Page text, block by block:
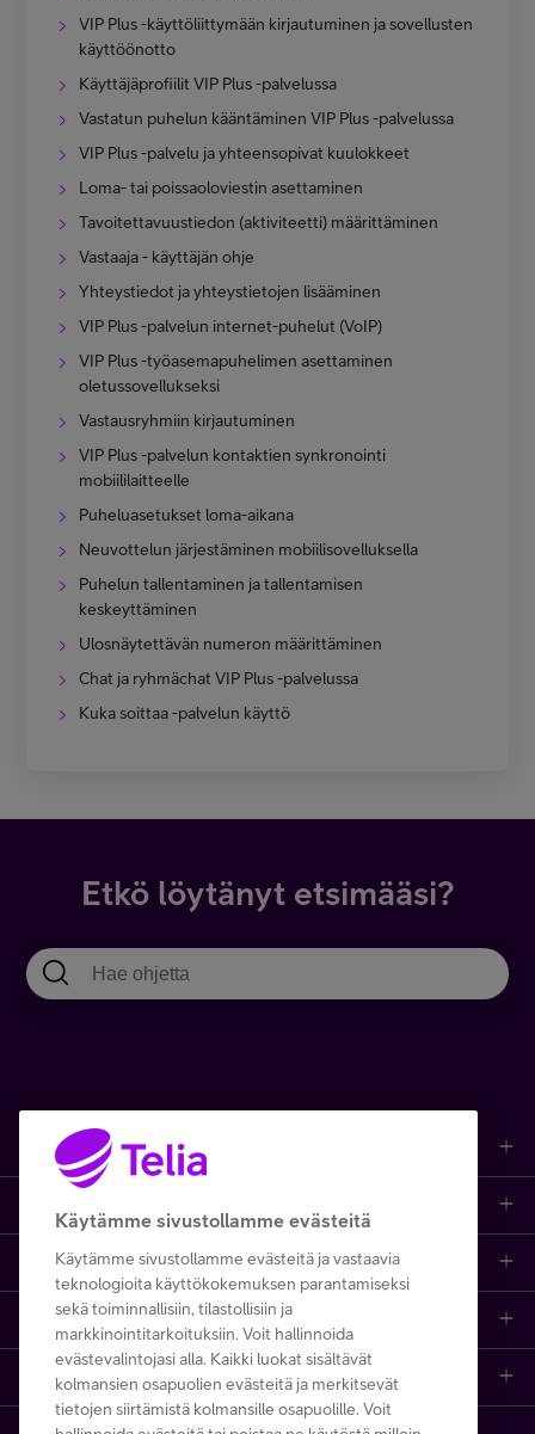
VIP Plus -käyttöliittymään kirjautuminen ja sovellusten
käyttöönotto
Käyttäjäprofiilit VIP Plus -palvelussa
Vastatun puhelun kääntäminen VIP Plus -palvelussa
VIP Plus -palvelu ja yhteensopivat kuulokkeet
Loma- tai poissaoloviestin asettaminen
Tavoitettavuustiedon (aktiviteetti) määrittäminen
Vastaaja - käyttäjän ohje
Yhteystiedot ja yhteystietojen lisääminen
VIP Plus -palvelun internet-puhelut (VoIP)
VIP Plus -työasemapuhelimen asettaminen
oletussovellukseksi
Vastausryhmiin kirjautuminen
VIP Plus -palvelun kontaktien synkronointi
mobiililaitteelle
Puheluasetukset loma-aikana
Neuvottelun järjestäminen mobiilisovelluksella
Puhelun tallentaminen ja tallentamisen
keskeyttäminen
Ulosnäytettävän numeron määrittäminen
Chat ja ryhmächat VIP Plus -palvelussa
Kuka soittaa -palvelun käyttö
Etkö löytänyt etsimääsi?
Tuotteet
IT-palvelut
Yrittäjän palvelut
Julkishallinnolle
Etusivu
Yhteystiedot
Paikalliset yritysmyyjät
Opi ja inspiroidu
Kaikki sisällöt
Artikkelit
Telia
Telia
Telia Finland
Käytämme sivustollamme evästeitä
Käytämme sivustollamme evästeitä ja vastaavia
teknologioita käyttökokemuksen parantamiseksi
sekä toiminnallisiin, tilastollisiin ja
markkinointitarkoituksiin. Voit hallinnoida
evästevalintojasi alla. Kaikki luokat sisältävät
kolmansien osapuolien evästeitä ja merkitsevät
tietojen siirtämistä kolmansille osapuolille. Voit